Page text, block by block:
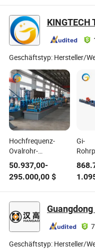
KINGTECH
Geschäftstyp: Hersteller/
Hochfrequenz-
Ovalrohr-
Schweißmaschine
Hochsichere
Automatisch mit
Schweißausrüstung
50.937,00-
295.000,00 $
Gi-
für
runde,
Geschäftstyp: Hersteller/